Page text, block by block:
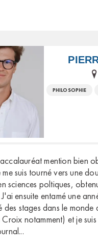
PHILOSOPHIE
mention bien
suis tourné vers une
sciences poltiques,
ensuite entamé une
des stages dans le monde
notamment) et je
...